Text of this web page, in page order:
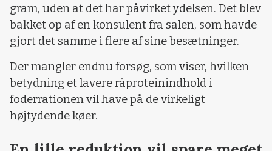
gram, uden at det har påvirket ydelsen. Det blev
bakket op af en konsulent fra salen, som havde
gjort det samme i flere af sine besætninger.
Der mangler endnu forsøg, som viser, hvilken
betydning et lavere råproteinindhold i
foderrationen vil have på de virkeligt
højtydende køer.